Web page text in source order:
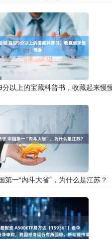
以上的宝藏科普书，收藏起来慢
第一“内斗大省”，为什么是江苏？